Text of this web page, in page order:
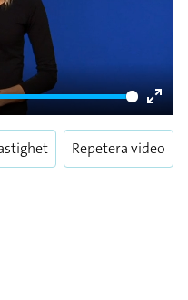
Enter
Repetera video